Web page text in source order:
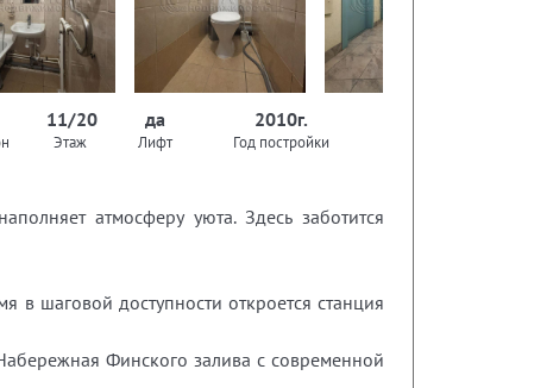
11/20
Этаж
да
Лифт
2010г.
Год постройки
атмосферу уюта. Здесь заботится
в шаговой доступности откроется станция
Финского залива с современной